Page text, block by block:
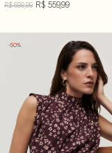
R$ 699,99 R$ 559,99
-50%